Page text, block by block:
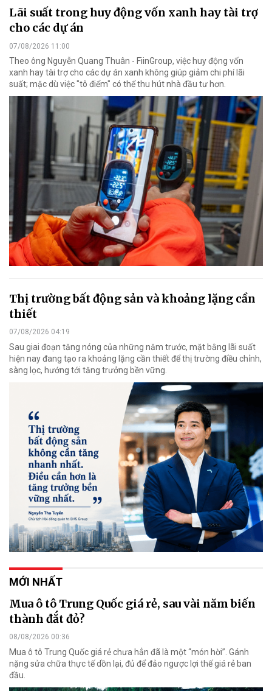
Lãi suất trong huy động vốn xanh hay tài trợ
cho các dự án
07/08/2026 11:00
Theo ông Nguyễn Quang Thuân - FiinGroup, việc huy động vốn
xanh hay tài trợ cho các dự án xanh không giúp giảm chi phí lãi
suất; mặc dù việc "tô điểm" có thể thu hút nhà đầu tư hơn.
Thị trường bất động sản và khoảng lặng cần
thiết
07/08/2026 04:19
Sau giai đoạn tăng nóng của những năm trước, mặt bằng lãi suất
hiện nay đang tạo ra khoảng lặng cần thiết để thị trường điều chỉnh,
sàng lọc, hướng tới tăng trưởng bền vững.
MỚI NHẤT
Mua ô tô Trung Quốc giá rẻ, sau vài năm biến
thành đắt đỏ?
08/08/2026 00:36
Mua ô tô Trung Quốc giá rẻ chưa hẳn đã là một “món hời”. Gánh
nặng sửa chữa thực tế dồn lại, đủ để đảo ngược lợi thế giá rẻ ban
đầu.